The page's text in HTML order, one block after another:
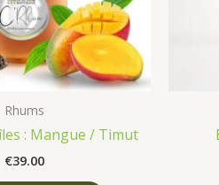
Rhums
: Mangue / Timut
€39.00